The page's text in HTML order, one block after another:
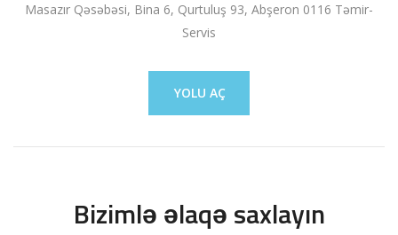
Masazır Qəsəbəsi, Bina 6, Qurtuluş 93, Abşeron 0116 Təmir-
Servis
YOLU AÇ
Bizimlə əlaqə saxlayın